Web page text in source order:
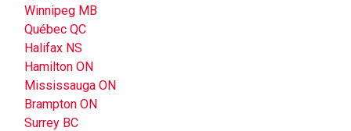
Winnipeg MB
Québec QC
Halifax NS
Hamilton ON
Mississauga ON
Brampton ON
Surrey BC